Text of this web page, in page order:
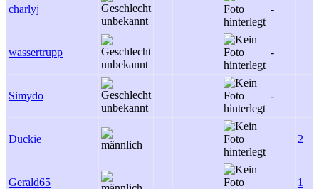
charlyj -
wassertrupp -
Simydo -
Duckie 2
Gerald65 1